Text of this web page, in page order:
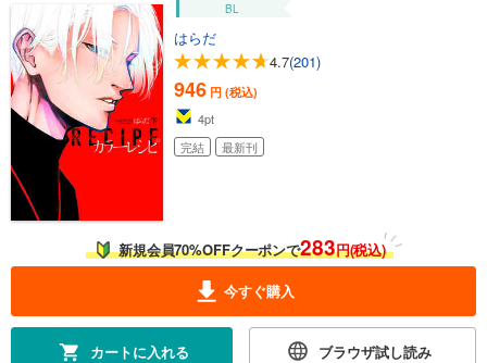
BL
はらだ
4.7(201)
946 円 (税込)
4pt
完結
最新刊
新規会員70%OFFクーポンで283円(税込)
今すぐ購入
カートに入れる ブラウザ試し読み